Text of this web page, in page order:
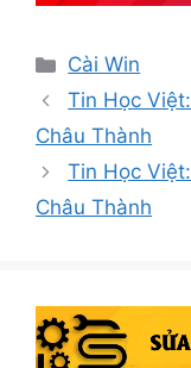
Danh
mục
Cài Win
Tin Học
Châu Thành
Tin Học
Châu Thành